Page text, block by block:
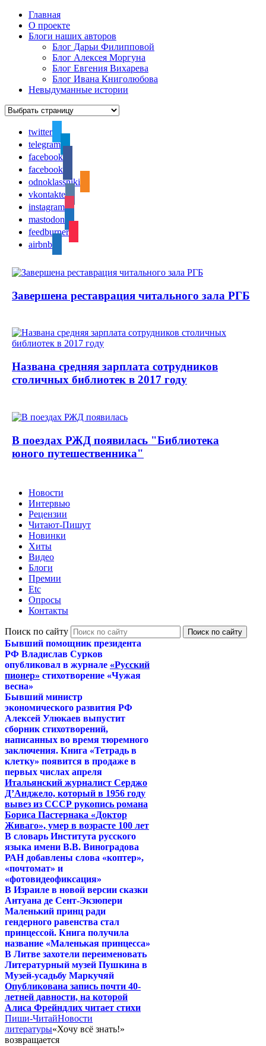
Главная
О проекте
Блоги наших авторов
Блог Дарьи Филипповой
Блог Алексея Моргуна
Блог Евгения Вихарева
Блог Ивана Книголюбова
Невыдуманные истории
twitter
telegram
facebook
facebook
odnoklassniki
vkontakte
instagram
mastodon
feedburner
airbnb
Завершена реставрация читального зала РГБ
Названа средняя зарплата сотрудников
столичных библиотек в 2017 году
В поездах РЖД появилась "Библиотека
юного путешественника"
Новости
Интервью
Рецензии
Читают-Пишут
Новинки
Хиты
Видео
Блоги
Премии
Etc
Опросы
Контакты
Поиск по сайту
Бывший помощник президента
РФ Владислав Сурков
опубликовал в журнале «Русский
пионер» стихотворение «Чужая
весна»
Бывший министр
экономического развития РФ
Алексей Улюкаев выпустит
сборник стихотворений,
написанных во время тюремного
заключения. Книга «Тетрадь в
клетку» появится в продаже в
первых числах апреля
Итальянский журналист Серджо
Д’Анджело, который в 1956 году
вывез из СССР рукопись романа
Бориса Пастернака «Доктор
Живаго», умер в возрасте 100 лет
В словарь Института русского
языка имени В.В. Виноградова
РАН добавлены слова «коптер»,
«почтомат» и
«фотовидеофиксация»
В Израиле в новой версии сказки
Антуана де Сент-Экзюпери
Маленький принц ради
гендерного равенства стал
принцессой. Книга получила
название «Маленькая принцесса»
В Литве захотели переименовать
Литературный музей Пушкина в
Музей-усадьбу Маркучяй
Опубликована запись почти 40-
летней давности, на которой
Алиса Фрейндлих читает стихи
Пиши-ЧитайНовости
литературы«Хочу всё знать!»
возвращается